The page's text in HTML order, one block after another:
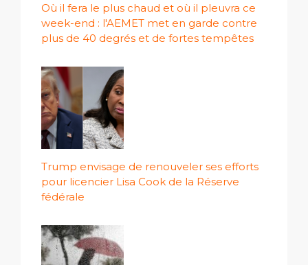
Où il fera le plus chaud et où il pleuvra ce
week-end : l'AEMET met en garde contre
plus de 40 degrés et de fortes tempêtes
Trump envisage de renouveler ses efforts
pour licencier Lisa Cook de la Réserve
fédérale